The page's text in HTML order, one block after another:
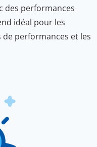
des performances
idéal pour les
performances et les